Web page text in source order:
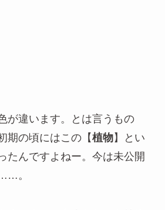
が違います。とは言うもの
期の頃にはこの【植物】とい
たんですよねー。今は未公開
。